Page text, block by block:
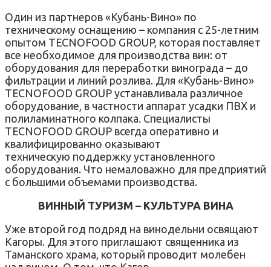
Один из партнеров «Кубань-Вино» по
техническому оснащению – компания с 25-летним
опытом TECNOFOOD GROUP, которая поставляет
все необходимое для производства вин: от
оборудования для переработки винограда – до
фильтрации и линий розлива. Для «Кубань-Вино»
TECNOFOOD GROUP устанавливала различное
оборудование, в частности аппарат усадки ПВХ и
полиламинатного колпака. Специалисты
TECNOFOOD GROUP всегда оперативно и
квалифицированно оказывают
техническую поддержку установленного
оборудования. Что немаловажно для предприятий
с большими объемами производства.
ВИННЫЙ ТУРИЗМ – КУЛЬТУРА ВИНА
Уже второй год подряд на винодельни освящают
Кагоры. Для этого приглашают священника из
Таманского храма, который проводит молебен